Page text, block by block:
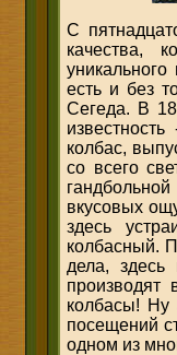
С
качества,
есть и без
Сегеда. В
колбас,
со всего
вкусовых
здесь
колбасный.
дела,
производят
колбасы! Ну
посещений
одном из